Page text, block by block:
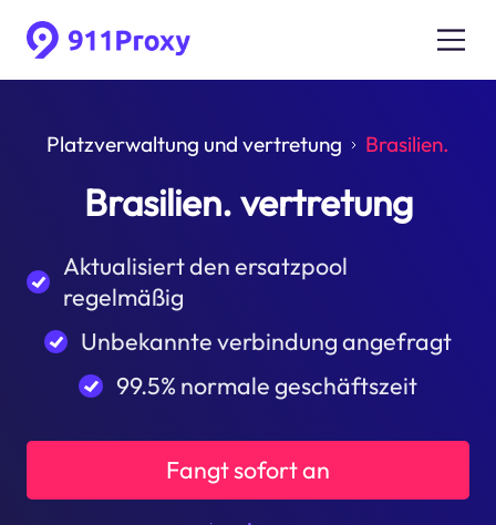
Platzverwaltung und vertretung Brasilien.
Brasilien. vertretung
Aktualisiert den ersatzpool
regelmäßig
Unbekannte verbindung angefragt
99.5% normale geschäftszeit
Fangt sofort an